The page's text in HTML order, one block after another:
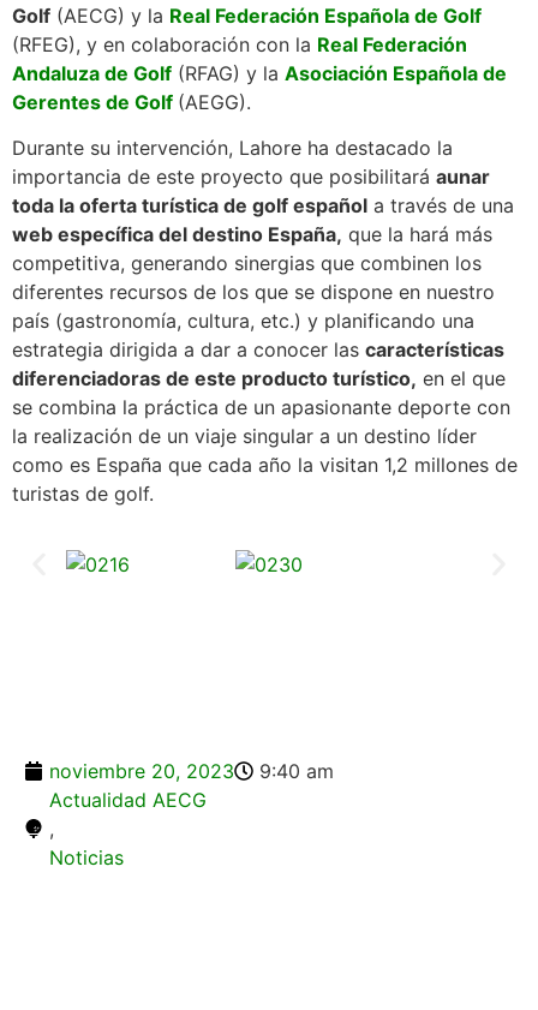
Golf (AECG) y la Real Federación Española de Golf
(RFEG), y en colaboración con la Real Federación
Andaluza de Golf (RFAG) y la Asociación Española de
Gerentes de Golf (AEGG).
Durante su intervención, Lahore ha destacado la
importancia de este proyecto que posibilitará aunar
toda la oferta turística de golf español a través de una
web específica del destino España, que la hará más
competitiva, generando sinergias que combinen los
diferentes recursos de los que se dispone en nuestro
país (gastronomía, cultura, etc.) y planificando una
estrategia dirigida a dar a conocer las características
diferenciadoras de este producto turístico, en el que
se combina la práctica de un apasionante deporte con
la realización de un viaje singular a un destino líder
como es España que cada año la visitan 1,2 millones de
turistas de golf.
noviembre 20, 2023
9:40 am
Actualidad AECG
,
Noticias